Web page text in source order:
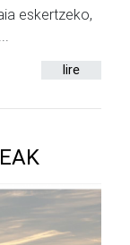
eskertzeko,
lire